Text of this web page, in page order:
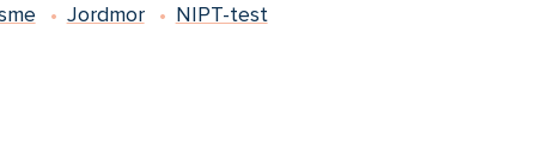
Jordmor NIPT-test